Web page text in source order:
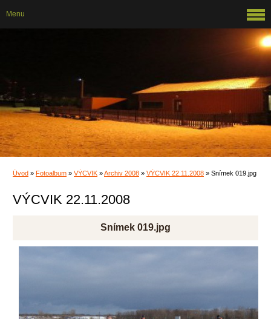
Úvod » Fotoalbum » VÝCVIK »Archiv 2008 » VÝCVIK 22.11.2008 » Snímek 019.jpg
VÝCVIK 22.11.2008
Snímek 019.jpg
Menu